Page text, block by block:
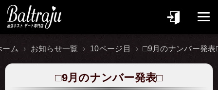
ーム お知らせ一覧 10ページ目 □9月のナンバー発表
□9月のナンバー発表□